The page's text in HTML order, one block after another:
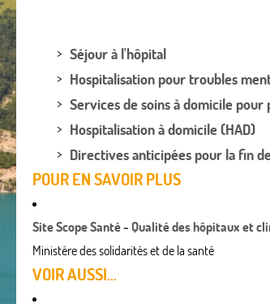
Séjour à l'hôpital
Hospitalisation pour troubles
Services de soins à domicile pour
Hospitalisation à domicile (HAD)
Directives anticipées pour la fin
POUR EN SAVOIR PLUS
Site Scope Santé - Qualité des hôpitaux et
Ministère des solidarités et de la santé
VOIR AUSSI...